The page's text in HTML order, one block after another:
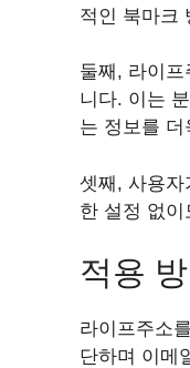
적인 북마크
둘째, 라이
니다. 이는
는 정보를
셋째, 사용
한 설정 없
적용
라이프주소
단하며 이메